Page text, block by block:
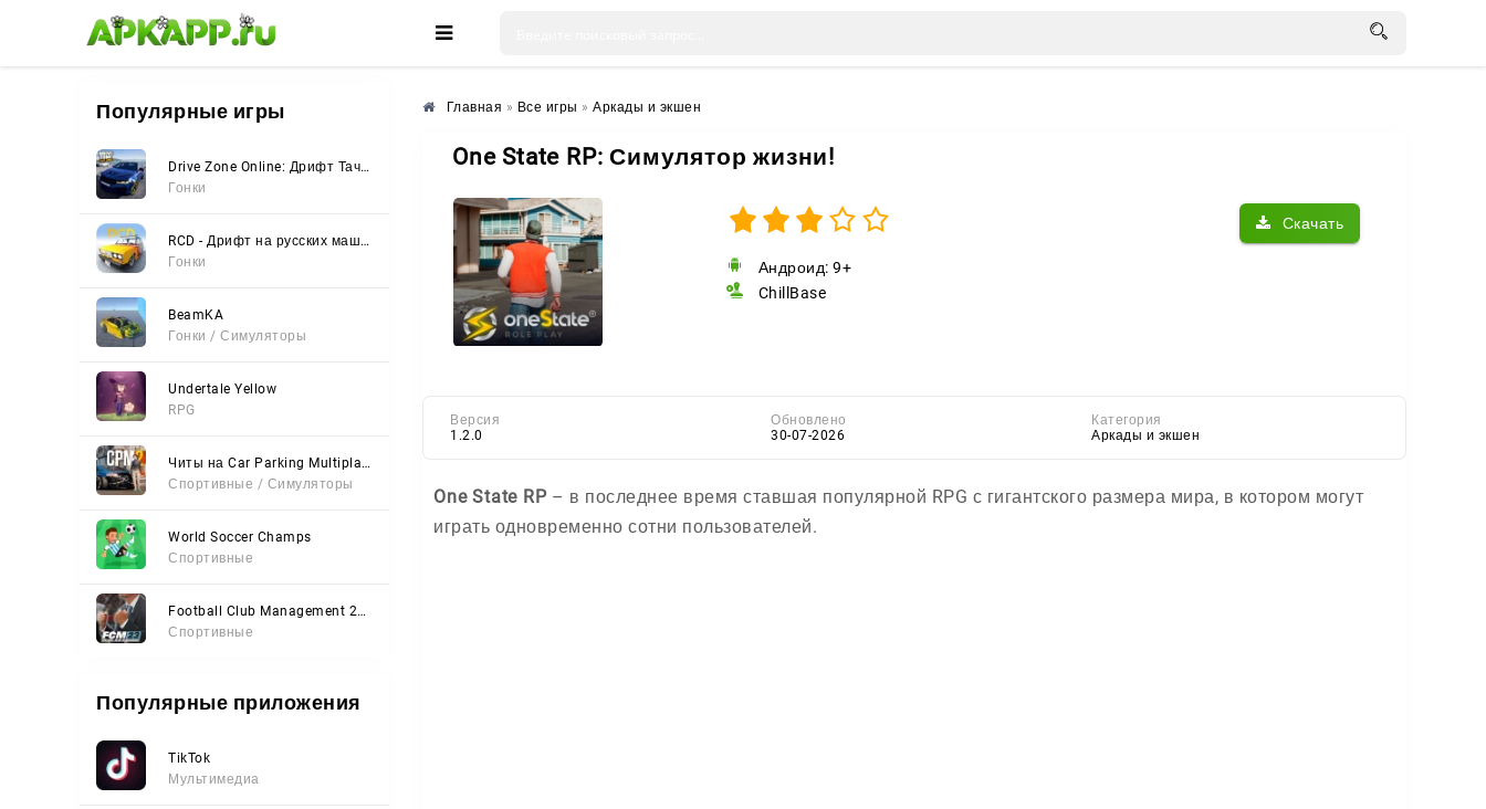
🌸 🌼 🌺
Популярные игры
Drive Zone Online: Дрифт Тачки
Гонки
RCD - Дрифт на русских машинах
Гонки
BeamKA
Гонки / Симуляторы
Undertale Yellow
RPG
Читы на Car Parking Multiplayer 2 (Все открыто, Мод-Меню)
Спортивные / Симуляторы
World Soccer Champs
Спортивные
Football Club Management 2023
Спортивные
Популярные приложения
TikTok
Мультимедиа
Главная » Все игры » Аркады и экшен
One State RP: Симулятор жизни!
Скачать
Андроид: 9+
ChillBase
Версия
1.2.0
Обновлено
30-07-2026
Категория
Аркады и экшен
One State RP – в последнее время ставшая популярной RPG с гигантского размера мира, в котором могут
играть одновременно сотни пользователей.